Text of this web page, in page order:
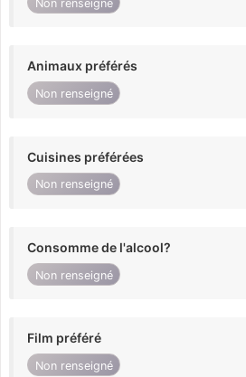
Non renseigné
Animaux préférés
Non renseigné
Cuisines préférées
Non renseigné
Consomme de l'alcool?
Non renseigné
Film préféré
Non renseigné